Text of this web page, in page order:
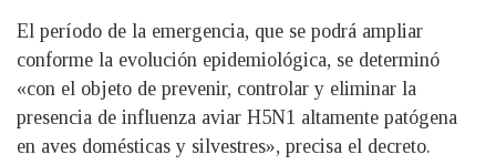
El período de la emergencia, que se podrá ampliar
conforme la evolución epidemiológica, se determinó
«con el objeto de prevenir, controlar y eliminar la
presencia de influenza aviar H5N1 altamente patógena
en aves domésticas y silvestres», precisa el decreto.